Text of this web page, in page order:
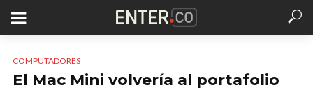
COMPUTADORES
El Mac Mini volvería al portafolio